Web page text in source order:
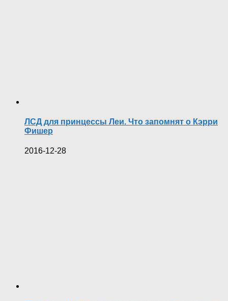
ЛСД для принцессы Леи. Что запомнят о Кэрри
Фишер
2016-12-28